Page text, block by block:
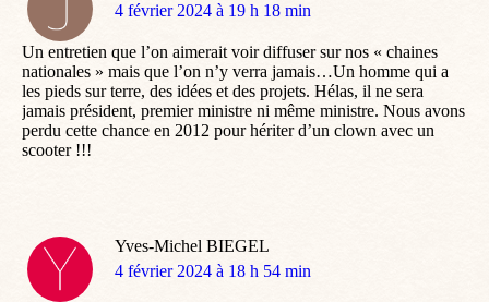
dit
4 février 2024 à 19 h 18 min
Un entretien que l’on aimerait voir diffuser sur nos « chaines
nationales » mais que l’on n’y verra jamais…Un homme qui a
les pieds sur terre, des idées et des projets. Hélas, il ne sera
jamais président, premier ministre ni même ministre. Nous avons
perdu cette chance en 2012 pour hériter d’un clown avec un
scooter !!!
Yves-Michel BIEGEL
dit
4 février 2024 à 18 h 54 min